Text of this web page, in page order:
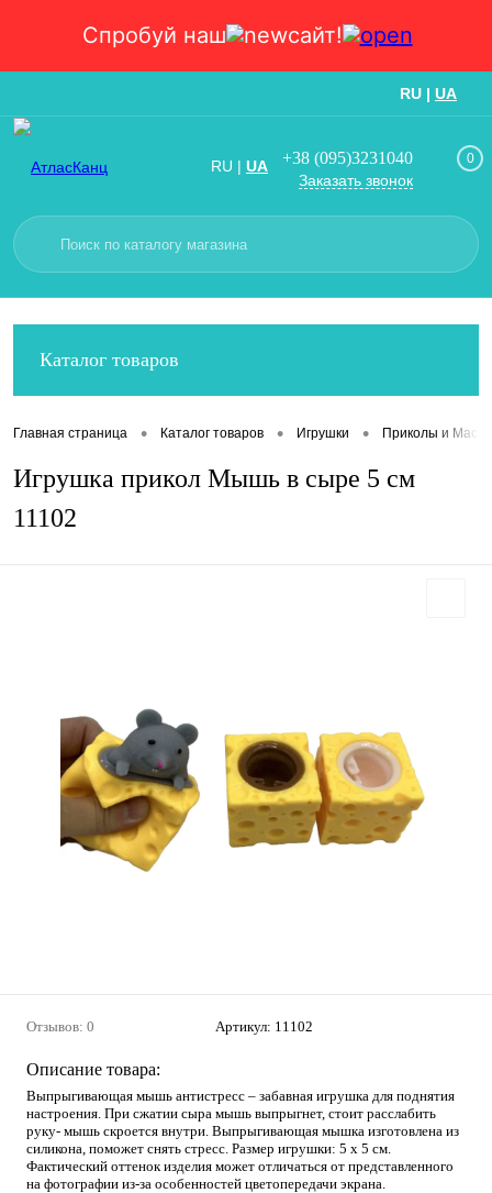
Спробуй наш сайт!
RU | UA
RU | UA +38 (095)3231040
Заказать звонок
0
Каталог товаров
Главная страница • Каталог товаров • Игрушки • Приколы и Маски
Игрушка прикол Мышь в сыре 5 см
11102
Отзывов: 0 Артикул: 11102
Описание товара:
Выпрыгивающая мышь антистресс – забавная игрушка для поднятия
настроения. При сжатии сыра мышь выпрыгнет, стоит расслабить
руку- мышь скроется внутри. Выпрыгивающая мышка изготовлена из
силикона, поможет снять стресс. Размер игрушки: 5 х 5 см.
Фактический оттенок изделия может отличаться от представленного
на фотографии из-за особенностей цветопередачи экрана.